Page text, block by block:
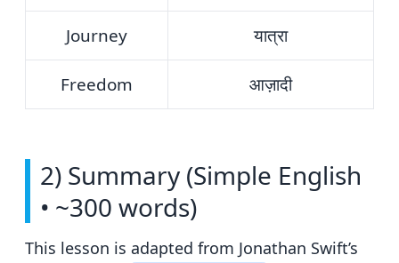
Journey यात्रा
Freedom आज़ादी
2) Summary (Simple English
• ~300 words)
This lesson is adapted from Jonathan Swift’s